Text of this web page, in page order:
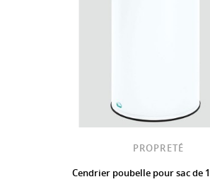
PROPRETÉ
Cendrier poubelle pour sac de